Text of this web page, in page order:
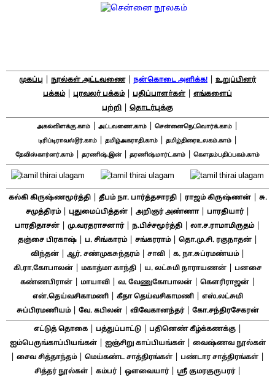
முகப்பு நூல்கள் அட்டவணை| நன்கொடை அளிக்க!
உறுப்பினர்
பக்கம்| புரவலர் பக்கம்| பதிப்பாளர்கள்
எங்களைப்
பற்றி
தொடர்புக்கு
அகல்விளக்கு.காம் அட்டவணை.காம் சென்னைநெட்வொர்க்.காம்
டிரிப்டிராவல்டூர்.காம்| தமிழ்அகராதி.காம்| தமிழ்திரைஉலகம்.காம்|
தேவிஸ்கார்னர்.காம் தரணிஷ்.இன்| தரணிஷ்மார்ட்.காம் கௌதம்பதிப்பகம்.காம்
கல்கி கிருஷ்ணமூர்த்தி| தீபம் நா. பார்த்தசாரதி| ராஜம் கிருஷ்ணன்|
சு.
சமுத்திரம்| புதுமைப்பித்தன்| அறிஞர் அண்ணா| பாரதியார்|
பாரதிதாசன் மு.வரதராசனார்| ந.பிச்சமூர்த்தி லா.ச.ராமாமிருதம்|
தஞ்சை பிரகாஷ்| ப. சிங்காரம்| சங்கரராம்| தொ.மு.சி. ரகுநாதன்|
விந்தன்| ஆர். சண்முகசுந்தரம்| சாவி| க. நா.சுப்ரமண்யம்|
கி.ரா.கோபாலன் மகாத்மா காந்தி ய. லட்சுமி நாராயணன்
பனசை
கண்ணபிரான்| மாயாவி| வ. வேணுகோபாலன்| கௌரிராஜன்|
என்.தெய்வசிகாமணி| கீதா தெய்வசிகாமணி|
எஸ்.லட்சுமி
சுப்பிரமணியம்| வே. கபிலன்| விவேகானந்தர்| கோ.சந்திரசேகரன்
எட்டுத் தொகை| பத்துப்பாட்டு| பதினெண் கீழ்க்கணக்கு|
ஐம்பெருங்காப்பியங்கள்| ஐஞ்சிறு காப்பியங்கள்| வைஷ்ணவ நூல்கள்
சைவ சித்தாந்தம்| மெய்கண்ட சாத்திரங்கள் பண்டார சாத்திரங்கள்
சித்தர் நூல்கள்| கம்பர்| ஔவையார்| ஸ்ரீ குமரகுருபரர்|